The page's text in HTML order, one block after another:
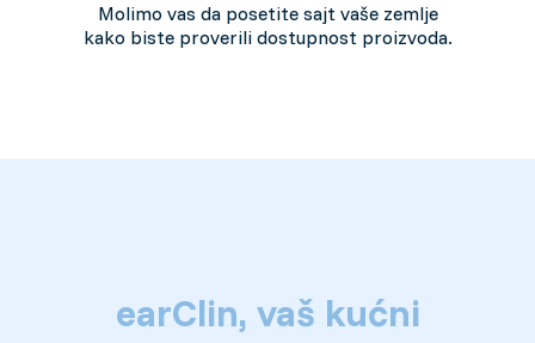
Molimo vas da posetite sajt vaše zemlje
kako biste proverili dostupnost proizvoda.
earClin, vaš kućni